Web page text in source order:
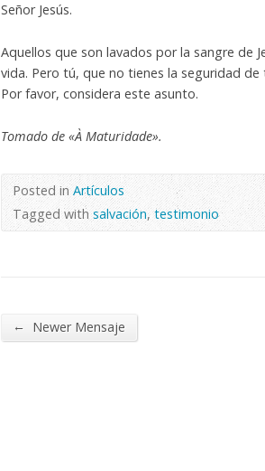
Señor Jesús.
Aquellos que son lavados por la sangre de
vida. Pero tú, que no tienes la seguridad
Por favor, considera este asunto.
Tomado de «À Maturidade».
Posted inArtículos
Tagged withsalvación,testimonio
← Newer Mensaje